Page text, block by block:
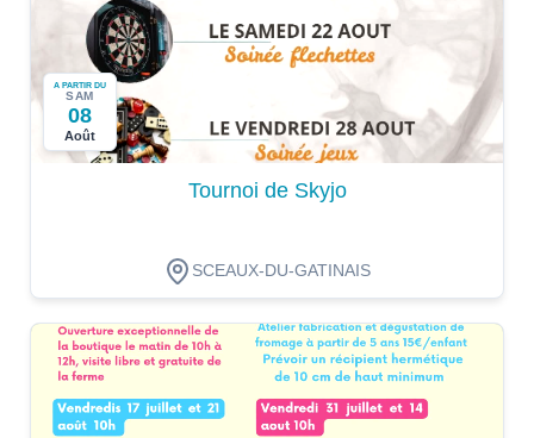
A PARTIR DU
SAM
08
Août
Tournoi de Skyjo
SCEAUX-DU-GATINAIS